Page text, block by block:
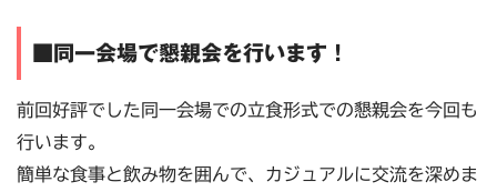
■同一会場で懇親会を行います！
前回好評でした同一会場での立食形式での懇親会を今回も
行います。
簡単な食事と飲み物を囲んで、カジュアルに交流を深めま